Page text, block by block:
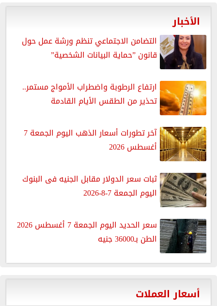
الأخبار
التضامن الاجتماعي تنظم ورشة عمل حول
قانون ”حماية البيانات الشخصية”
ارتفاع الرطوبة واضطراب الأمواج مستمر..
تحذير من الطقس الأيام القادمة
آخر تطورات أسعار الذهب اليوم الجمعة 7
أغسطس 2026
ثبات سعر الدولار مقابل الجنيه فى البنوك
اليوم الجمعة 7-8-2026
سعر الحديد اليوم الجمعة 7 أغسطس 2026
الطن بـ36000 جنيه
أسعار العملات